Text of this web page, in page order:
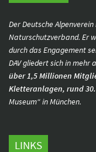
Der Deutsche
Naturschutzverband. Er
durch das Engagement
DAV gliedert sich in mehr
über 1,5 Millionen
Kletteranlagen, rund
Museum“ in München.
LINKS